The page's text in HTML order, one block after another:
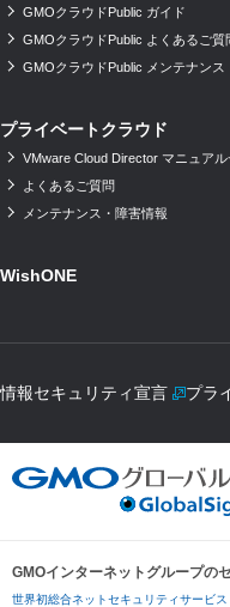
GMOクラウドPublic ガイド
GMOクラウドPublic よくあるご質
GMOクラウドPublic メンテナンス
プライベートクラウド
VMware Cloud Director マニュア
よくあるご質問
メンテナンス・障害情報
WishONE
情報セキュリティ宣言 プラ
GMOインターネットグループの
世界初総合ネットセキュリティサービス